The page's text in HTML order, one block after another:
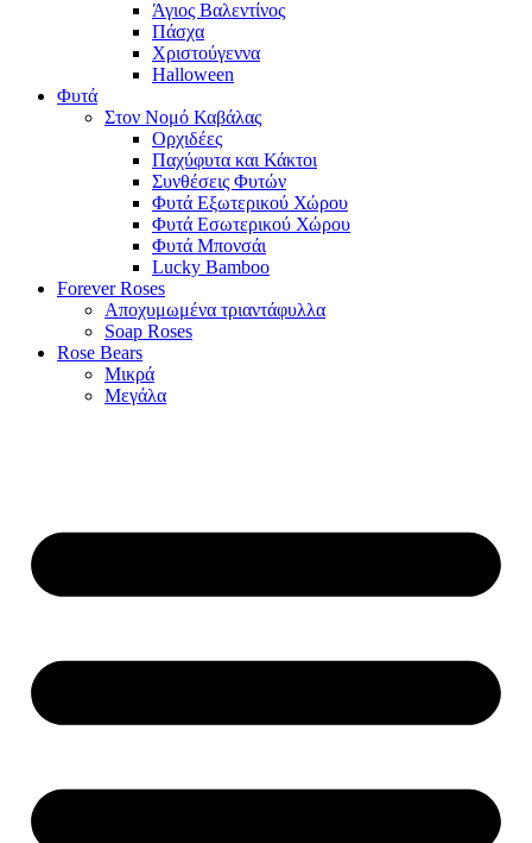
Άγιος Βαλεντίνος
Πάσχα
Χριστούγεννα
Halloween
Φυτά
Στον Νομό Καβάλας
Ορχιδέες
Παχύφυτα και Κάκτοι
Συνθέσεις Φυτών
Φυτά Εξωτερικού Χώρου
Φυτά Εσωτερικού Χώρου
Φυτά Μπονσάι
Lucky Bamboo
Forever Roses
Αποχυμωμένα τριαντάφυλλα
Soap Roses
Rose Βears
Μικρά
Μεγάλα